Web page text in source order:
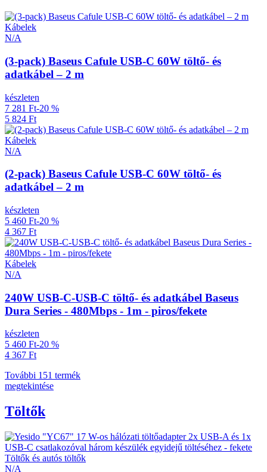
Kábelek
N/A
(3-pack) Baseus Cafule USB-C 60W töltő- és
adatkábel – 2 m
készleten
7 281 Ft-20 %
5 824 Ft
Kábelek
N/A
(2-pack) Baseus Cafule USB-C 60W töltő- és
adatkábel – 2 m
készleten
5 460 Ft-20 %
4 367 Ft
Kábelek
N/A
240W USB-C-USB-C töltő- és adatkábel Baseus
Dura Series - 480Mbps - 1m - piros/fekete
készleten
5 460 Ft-20 %
4 367 Ft
További 151 termék
megtekintése
Töltők
Töltők és autós töltők
N/A